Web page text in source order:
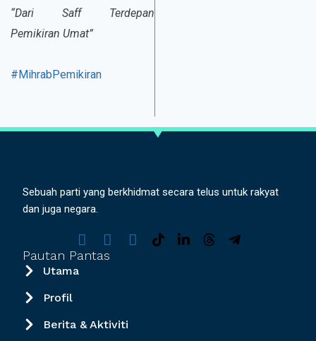
“Dari Saff Terdepan
Pemikiran Umat”
#MihrabPemikiran
Sebuah parti yang berkhidmat secara telus untuk rakyat
dan juga negara.
Pautan Pantas
Utama
Profil
Berita & Aktiviti